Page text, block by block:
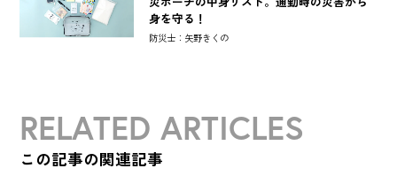
身を守る！
防災士：矢野きくの
RELATED ARTICLES
この記事の関連記事